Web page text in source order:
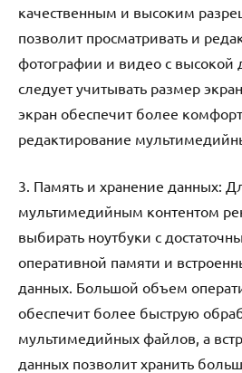
качественным и высоким
позволит просматривать и
фотографии и видео с высокой
следует учитывать размер
экран обеспечит более
редактирование
3. Память и хранение данных:
мультимедийным контентом
выбирать ноутбуки с
оперативной памяти и
данных. Большой объем
обеспечит более быструю
мультимедийных файлов, а
данных позволит хранить